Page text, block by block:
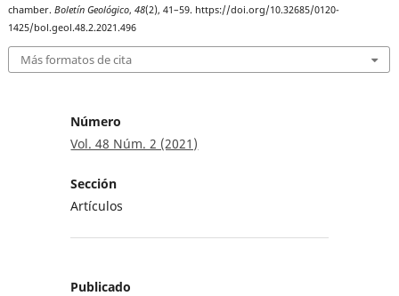
chamber.Boletín Geológico,48(2), 41–59. https://doi.org/10.32685/0120-
1425/bol.geol.48.2.2021.496
Más formatos de cita
Número
Vol. 48 Núm. 2 (2021)
Sección
Artículos
Publicado